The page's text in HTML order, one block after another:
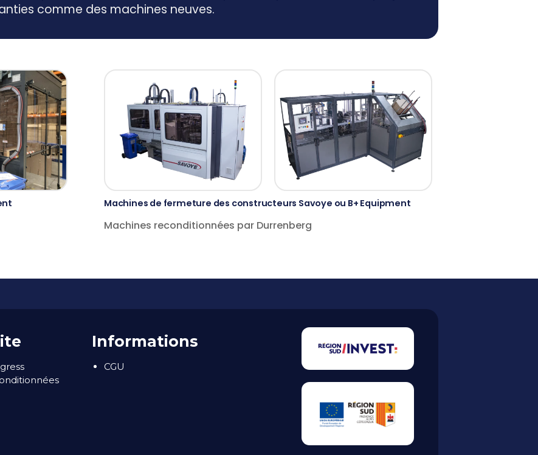
comme des machines neuves.
Machines de fermeture des constructeurs Savoye ou B+ Equipment
Machines reconditionnées par Durrenberg
Informations
CGU